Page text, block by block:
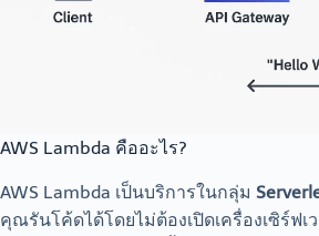
AWS Lambda คืออะไร?
AWS Lambda เป็นบริการในกลุ่ม
คุณรันโค้ดได้โดยไม่ต้องเปิดเครื่องเซิร์ฟเ